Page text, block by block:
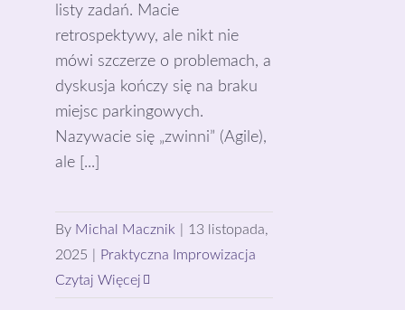
listy zadań. Macie
retrospektywy, ale nikt nie
mówi szczerze o problemach, a
dyskusja kończy się na braku
miejsc parkingowych.
Nazywacie się „zwinni” (Agile),
ale [...]
By Michal Macznik
13 listopada,
2025
Praktyczna Improwizacja
Czytaj Więcej